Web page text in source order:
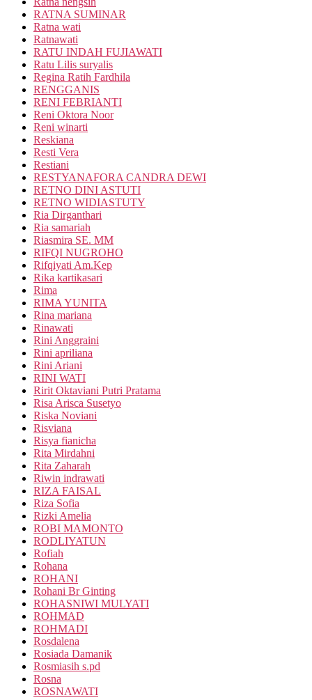
RATNA SUMINAR
Ratna wati
Ratnawati
RATU INDAH FUJIAWATI
Ratu Lilis suryalis
Regina Ratih Fardhila
RENGGANIS
RENI FEBRIANTI
Reni Oktora Noor
Reni winarti
Reskiana
Resti Vera
Restiani
RESTYANAFORA CANDRA DEWI
RETNO DINI ASTUTI
RETNO WIDIASTUTY
Ria Dirganthari
Ria samariah
Riasmira SE. MM
RIFQI NUGROHO
Rifqiyati Am.Kep
Rika kartikasari
Rima
RIMA YUNITA
Rina mariana
Rinawati
Rini Anggraini
Rini apriliana
Rini Ariani
RINI WATI
Ririt Oktaviani Putri Pratama
Risa Arisca Susetyo
Riska Noviani
Risviana
Risya fianicha
Rita Mirdahni
Rita Zaharah
Riwin indrawati
RIZA FAISAL
Riza Sofia
Rizki Amelia
ROBI MAMONTO
RODLIYATUN
Rofiah
Rohana
ROHANI
Rohani Br Ginting
ROHASNIWI MULYATI
ROHMAD
ROHMADI
Rosdalena
Rosiada Damanik
Rosmiasih s.pd
Rosna
ROSNAWATI